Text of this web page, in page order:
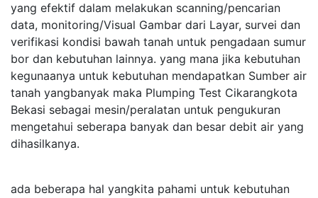
yang efektif dalam melakukan scanning/pencarian
data, monitoring/Visual Gambar dari Layar, survei dan
verifikasi kondisi bawah tanah untuk pengadaan sumur
bor dan kebutuhan lainnya. yang mana jika kebutuhan
kegunaanya untuk kebutuhan mendapatkan Sumber air
tanah yangbanyak maka Plumping Test Cikarangkota
Bekasi sebagai mesin/peralatan untuk pengukuran
mengetahui seberapa banyak dan besar debit air yang
dihasilkanya.
ada beberapa hal yangkita pahami untuk kebutuhan